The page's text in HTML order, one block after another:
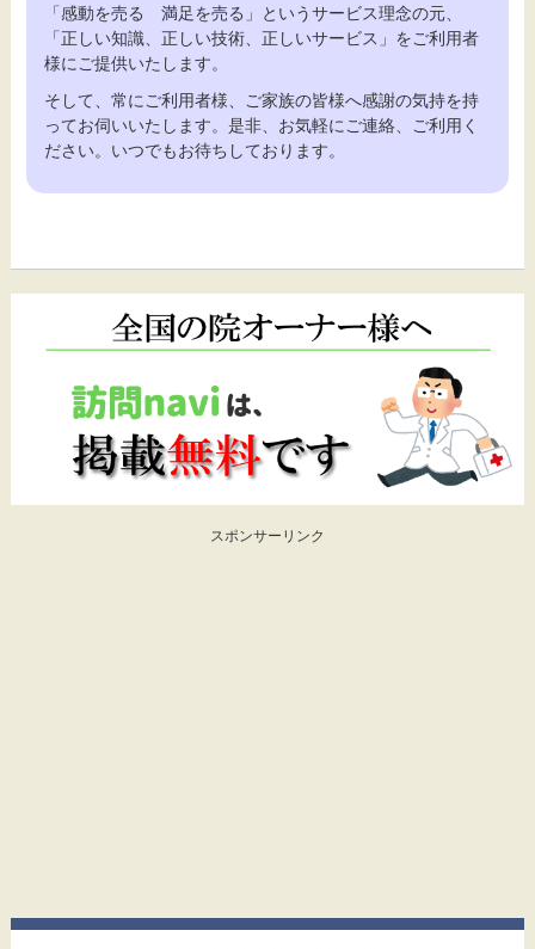
「感動を売る 満足を売る」というサービス理念の元、
「正しい知識、正しい技術、正しいサービス」をご利用者
様にご提供いたします。
そして、常にご利用者様、ご家族の皆様へ感謝の気持を持
ってお伺いいたします。是非、お気軽にご連絡、ご利用く
ださい。いつでもお待ちしております。
スポンサーリンク